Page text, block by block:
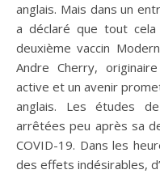
anglais. Mais dans un
a déclaré que tout
deuxième vaccin
Andre Cherry,
active et un avenir
anglais. Les études
arrêtées peu après sa
COVID-19. Dans les
des effets indésirables,